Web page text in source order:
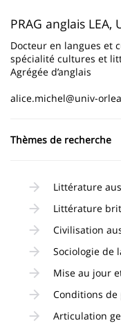
content
page
Contenu
de
la
page
PRAG anglais LEA,
Docteur en langues et
spécialité cultures et
Agrégée d’anglais
alice.michel@univ-
Thèmes de recherche
Littérature
Littérature
Civilisation
Sociologie de
Mise au jour
Conditions
Articulation